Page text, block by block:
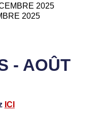
2025
2025
- AOÛT
ICI